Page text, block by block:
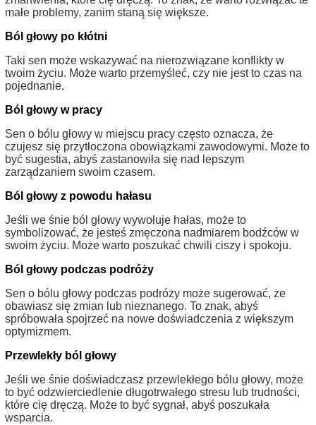
małe problemy, zanim staną się większe.
Ból głowy po kłótni
Taki sen może wskazywać na nierozwiązane konflikty w
twoim życiu. Może warto przemyśleć, czy nie jest to czas na
pojednanie.
Ból głowy w pracy
Sen o bólu głowy w miejscu pracy często oznacza, że
czujesz się przytłoczona obowiązkami zawodowymi. Może to
być sugestia, abyś zastanowiła się nad lepszym
zarządzaniem swoim czasem.
Ból głowy z powodu hałasu
Jeśli we śnie ból głowy wywołuje hałas, może to
symbolizować, że jesteś zmęczona nadmiarem bodźców w
swoim życiu. Może warto poszukać chwili ciszy i spokoju.
Ból głowy podczas podróży
Sen o bólu głowy podczas podróży może sugerować, że
obawiasz się zmian lub nieznanego. To znak, abyś
spróbowała spojrzeć na nowe doświadczenia z większym
optymizmem.
Przewlekły ból głowy
Jeśli we śnie doświadczasz przewlekłego bólu głowy, może
to być odzwierciedlenie długotrwałego stresu lub trudności,
które cię dręczą. Może to być sygnał, abyś poszukała
wsparcia.